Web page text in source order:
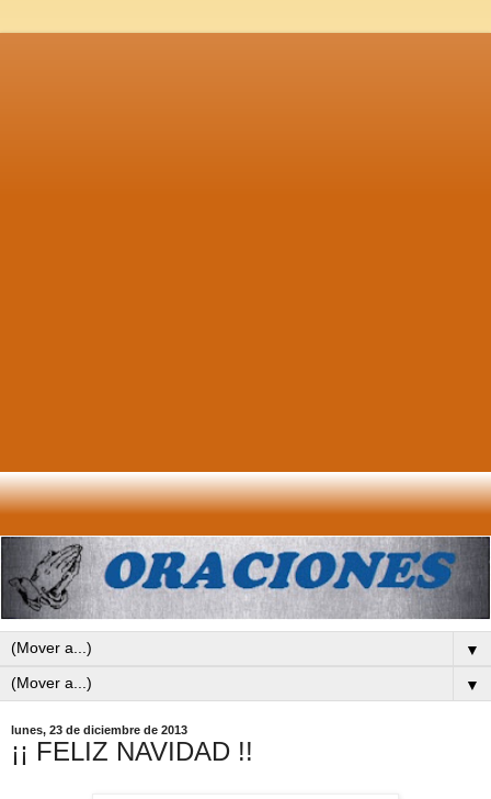
▼
▼
lunes, 23 de diciembre de 2013
¡¡ FELIZ NAVIDAD !!